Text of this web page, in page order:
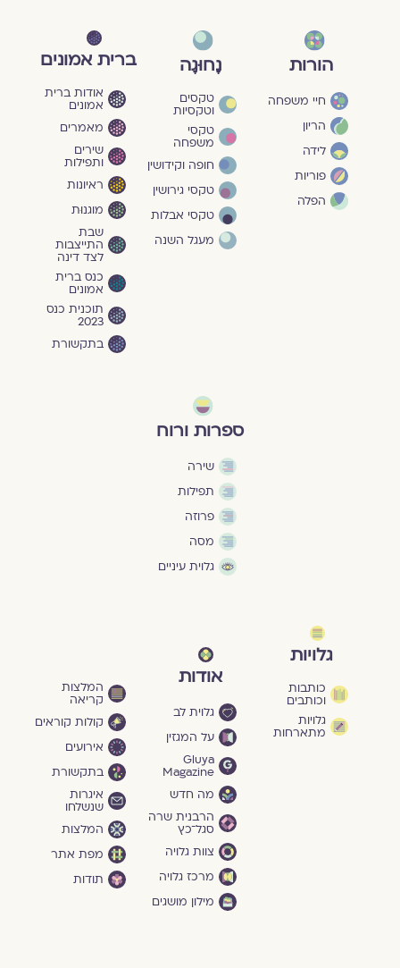
הורות
חיי משפחה
הריון
לידה
פוריות
הפלה
נָחוּגָה
טקסים
וטקסיות
טקסי
משפחה
חופה וקידושין
טקסי גירושין
טקסי אבלות
מעגל השנה
ברית אמונים
אודות ברית
אמונים
מאמרים
שירים
ותפילות
ראיונות
מוגנוּת
שבת
התייצבות
לצד דינה
כנס ברית
אמונים
תוכנית כנס
2023
בתקשורת
ספרות ורוח
שירה
תפילות
פרוזה
מסה
גלוית עיניים
גלויות
כותבות
וכותבים
גלויות
מתארחות
אודות
גלוית לב
על המגזין
Gluya
Magazine
מה חדש
הרבנית שרה
סגל־כץ
צוות גלויה
מרכז גלויה
מילון מושגים
המלצות
קריאה
קולות קוראים
אירועים
בתקשורת
איגרות
שנשלחו
המלצות
מפת אתר
תודות